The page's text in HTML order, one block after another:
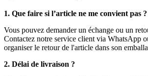
1. Que faire si l’article ne me convient pas ?
Vous pouvez demander un échange ou un
Contactez notre service client via WhatsApp
organiser le retour de l'article dans son
2. Délai de livraison ?